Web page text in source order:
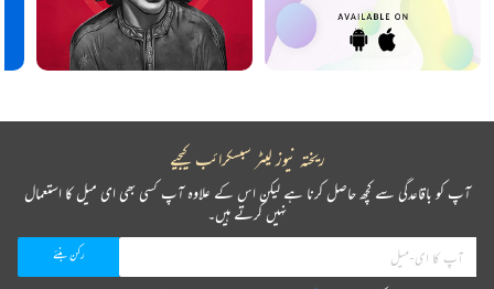
ریختہ نیوز لیٹر سبسکرائب کیجیے
آپ کو باقاعدگی سے کچھ حاصل کرنا ہے لیکن اس کے علاوہ آپ کسی بھی ای میل کا استعمال
نہیں کرتے ہیں۔